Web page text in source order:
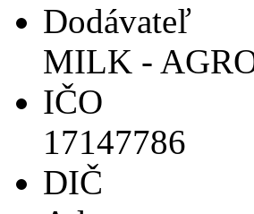
Dodávateľ
MILK -
IČO
17147786
DIČ